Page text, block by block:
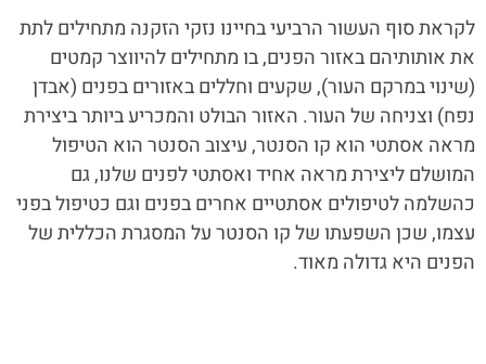
לקראת סוף העשור הרביעי בחיינו נזקי הזקנה מתחילים לתת
את אותותיהם באזור הפנים, בו מתחילים להיווצר קמטים
(שינוי במרקם העור), שקעים וחללים באזורים בפנים (אבדן
נפח) וצניחה של העור. האזור הבולט והמכריע ביותר ביצירת
מראה אסתטי הוא קו הסנטר, עיצוב הסנטר הוא הטיפול
המושלם ליצירת מראה אחיד ואסתטי לפנים שלנו, גם
כהשלמה לטיפולים אסתטיים אחרים בפנים וגם כטיפול בפני
עצמו, שכן השפעתו של קו הסנטר על המסגרת הכללית של
הפנים היא גדולה מאוד.